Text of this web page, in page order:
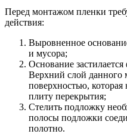
Перед монтажом пленки
действия:
Выровненное
и мусора;
Основание
Верхний слой данного
поверхностью, которая
плиту перекрытия;
Стелить подложку
полосы подложки
полотно.